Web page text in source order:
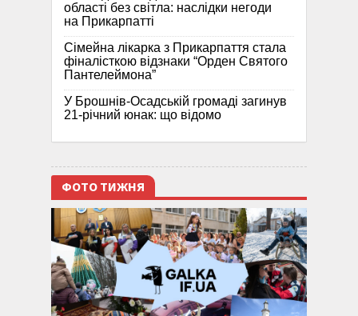
області без світла: наслідки негоди
на Прикарпатті
Сімейна лікарка з Прикарпаття стала
фіналісткою відзнаки “Орден Святого
Пантелеймона”
У Брошнів-Осадській громаді загинув
21-річний юнак: що відомо
ФОТО ТИЖНЯ